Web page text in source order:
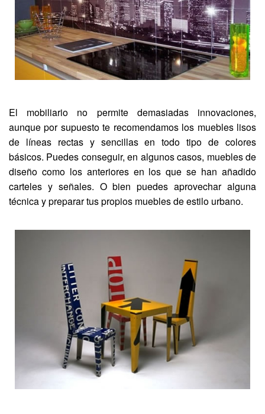
El mobiliario no permite demasiadas innovaciones,
aunque por supuesto te recomendamos los muebles lisos
de líneas rectas y sencillas en todo tipo de colores
básicos. Puedes conseguir, en algunos casos, muebles de
diseño como los anteriores en los que se han añadido
carteles y señales. O bien puedes aprovechar alguna
técnica y preparar tus propios muebles de estilo urbano.